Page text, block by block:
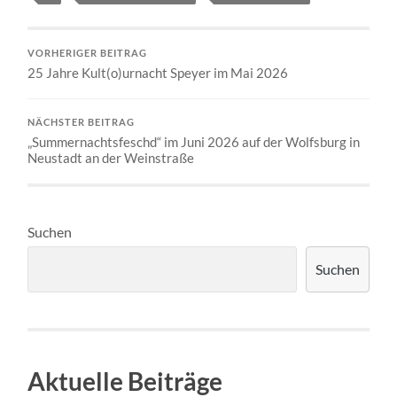
VORHERIGER BEITRAG
25 Jahre Kult(o)urnacht Speyer im Mai 2026
NÄCHSTER BEITRAG
„Summernachtsfeschd“ im Juni 2026 auf der Wolfsburg in
Neustadt an der Weinstraße
Suchen
Suchen
Aktuelle Beiträge